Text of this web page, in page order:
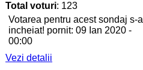
Total voturi: 123
Votarea pentru acest sondaj s-a
incheiat! pornit: 09 Ian 2020 -
00:00
Vezi detalii